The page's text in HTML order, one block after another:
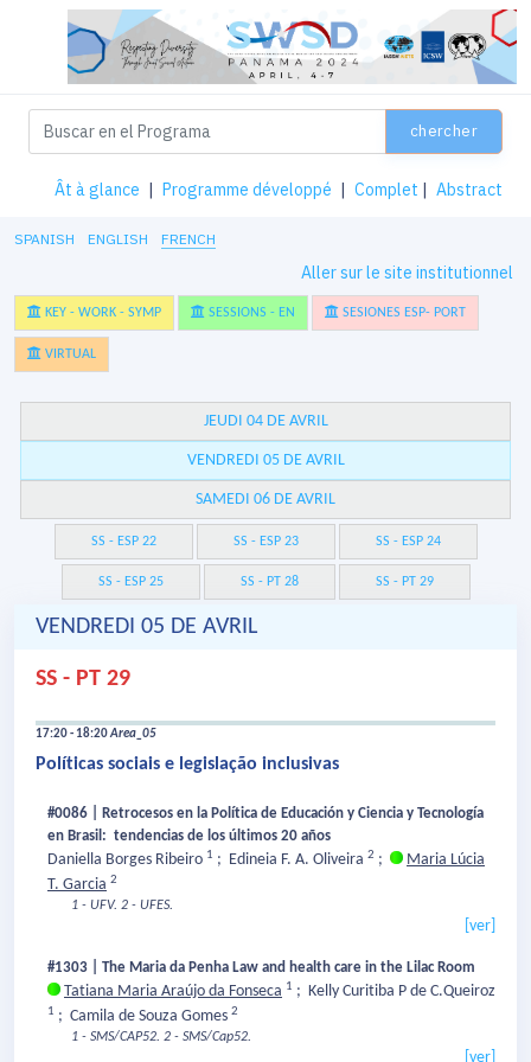
chercher
Ât à glance | Programme développé | Complet | Abstract
SPANISH ENGLISH FRENCH
Aller sur le site institutionnel
KEY - WORK - SYMP SESSIONS - EN SESIONES ESP- PORT
VIRTUAL
JEUDI 04 DE AVRIL
VENDREDI 05 DE AVRIL
SAMEDI 06 DE AVRIL
SS - ESP 22 SS - ESP 23 SS - ESP 24
SS - ESP 25 SS - PT 28 SS - PT 29
VENDREDI 05 DE AVRIL
SS - PT 29
17:20 - 18:20Area_05
Políticas sociais e legislação inclusivas
#0086 | Retrocesos en la Política de Educación y Ciencia y Tecnología
en Brasil: tendencias de los últimos 20 años
Daniella Borges Ribeiro 1 ; Edineia F. A. Oliveira 2 ;
Maria Lúcia
T. Garcia 2
1 - UFV. 2 - UFES.
[ver]
#1303 | The Maria da Penha Law and health care in the Lilac Room
Tatiana Maria Araújo da Fonseca 1 ; Kelly Curitiba P de C.Queiroz
1 ; Camila de Souza Gomes 2
1 - SMS/CAP52. 2 - SMS/Cap52.
[ver]